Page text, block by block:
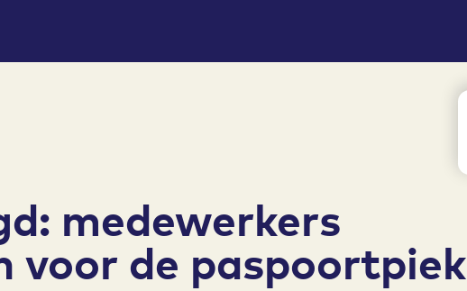
medewerkers
voor de paspoortpiek